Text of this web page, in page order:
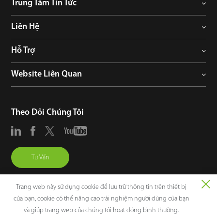
Trung Tâm Tin Tức
Liên Hệ
Hỗ Trợ
Website Liên Quan
Theo Dõi Chúng Tôi
Tư Vấn
Trang web này sử dụng cookie để lưu trữ thông tin trên thiết bị
của bạn, cookie có thể nâng cao trải nghiệm người dùng của bạn
và giúp trang web của chúng tôi hoạt động bình thường.